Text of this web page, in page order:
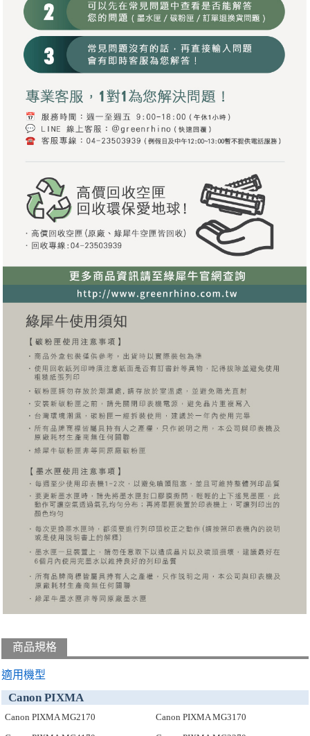
商品規格
適用機型
Canon PIXMA
Canon PIXMA MG2170
Canon PIXMA MG3170